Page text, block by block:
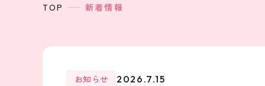
TOP 新着情報
お知らせ 2026.7.15